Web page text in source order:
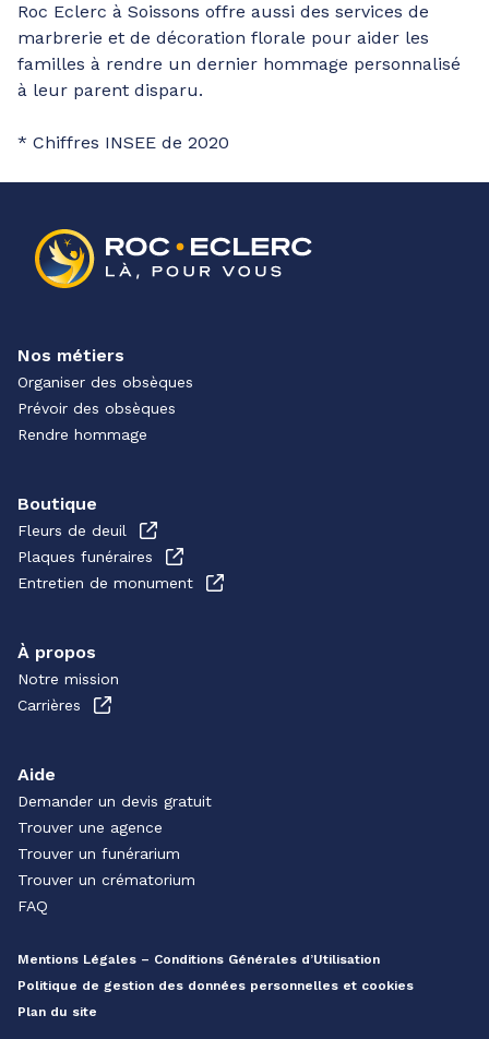
Roc Eclerc à Soissons offre aussi des services de
marbrerie et de décoration florale pour aider les
familles à rendre un dernier hommage personnalisé
à leur parent disparu.
* Chiffres INSEE de 2020
Nos métiers
Organiser des obsèques
Prévoir des obsèques
Rendre hommage
Boutique
Fleurs de deuil
Plaques funéraires
Entretien de monument
À propos
Notre mission
Carrières
Aide
Demander un devis gratuit
Trouver une agence
Trouver un funérarium
Trouver un crématorium
FAQ
Mentions Légales – Conditions Générales d’Utilisation
Politique de gestion des données personnelles et cookies
Plan du site